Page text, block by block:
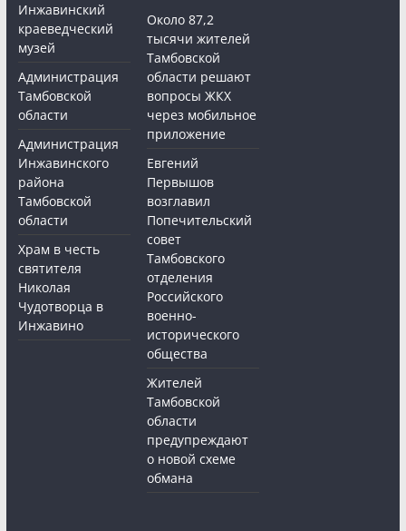
Инжавинский
краеведческий
музей
Администрация
Тамбовской
области
Администрация
Инжавинского
района
Тамбовской
области
Храм в честь
святителя
Николая
Чудотворца в
Инжавино
Около 87,2
тысячи жителей
Тамбовской
области решают
вопросы ЖКХ
через мобильное
приложение
Евгений
Первышов
возглавил
Попечительский
совет
Тамбовского
отделения
Российского
военно-
исторического
общества
Жителей
Тамбовской
области
предупреждают
о новой схеме
обмана